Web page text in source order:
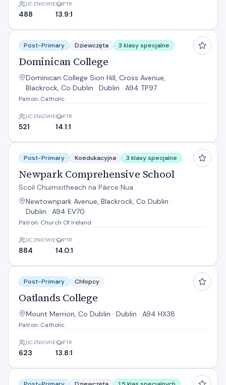
UCZNIOWIE
488
PTR
13.9:1
Dominican College
Post-Primary Dziewczęta 3 klasy specjalne
Dominican College
Dominican College Sion Hill, Cross Avenue,
Blackrock, Co Dublin · Dublin · A94 TP97
Patron: Catholic
UCZNIOWIE
521
PTR
14.1:1
Newpark Comprehensive School
Post-Primary Koedukacyjna 3 klasy specjalne
Newpark Comprehensive School
Scoil Chuimsitheach na Páirce Nua
Newtownpark Avenue, Blackrock, Co Dublin ·
Dublin · A94 EV70
Patron: Church Of Ireland
UCZNIOWIE
884
PTR
14.0:1
Oatlands College
Post-Primary Chłopcy
Oatlands College
Mount Merrion, Co Dublin · Dublin · A94 HX38
Patron: Catholic
UCZNIOWIE
623
PTR
13.8:1
Rockford Manor Secondary School